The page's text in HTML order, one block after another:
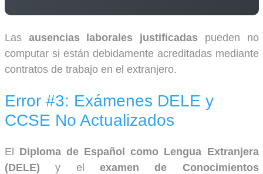
Las ausencias laborales justificadas pueden no
computar si están debidamente acreditadas mediante
contratos de trabajo en el extranjero.
Error #3: Exámenes DELE y
CCSE No Actualizados
El Diploma de Español como Lengua Extranjera
(DELE) y el examen de Conocimientos